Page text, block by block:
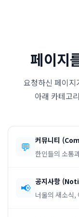
페이지
요청하신 페이
아래 카테고
💬 커뮤니티 (
한인들의 소통
📢 공지사항 (
너울의 새소식,